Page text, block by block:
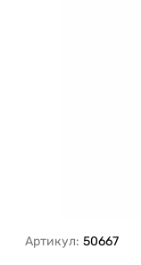
Артикул: 50667